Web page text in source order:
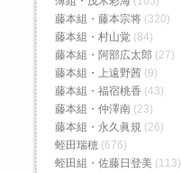
藤本組・藤本宗将 (320)
藤本組・村山覚 (84)
藤本組・阿部広太郎 (27)
藤本組・上遠野茜 (9)
藤本組・福宿桃香‬ (43)
藤本組・仲澤南 (23)
藤本組・永久眞規 (26)
蛭田瑞穂 (676)
蛭田組・佐藤日登美 (113)